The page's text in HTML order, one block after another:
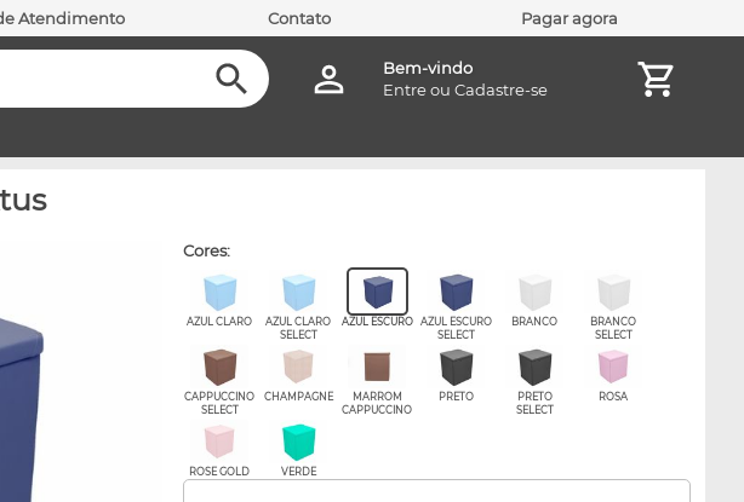
Atendimento Contato Pagar agora
Bem-vindo
Entreou Cadastre-se
cores:
AZUL CLARO
AZUL CLARO
SELECT
AZUL ESCURO
AZUL ESCURO
SELECT
BRANCO
BRANCO
SELECT
CAPPUCCINO
SELECT
CHAMPAGNE
MARROM
CAPPUCCINO
PRETO
PRETO
SELECT
ROSA
ROSE GOLD VERDE